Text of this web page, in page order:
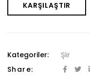
KARŞILAŞTIR
Kategoriler:
Şiir
Share: